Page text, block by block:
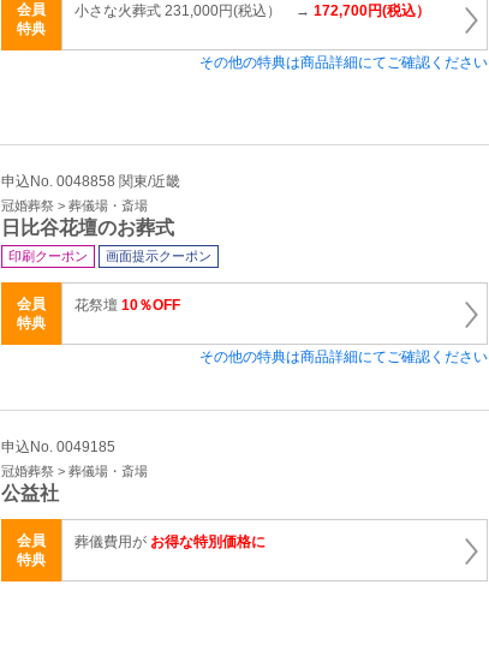
会員
特典
小さな火葬式 231,000円(税込） → 172,700円(税込）
その他の特典は商品詳細にてご確認ください
申込No. 0048858 関東/近畿
冠婚葬祭 > 葬儀場・斎場
日比谷花壇のお葬式
印刷クーポン 画面提示クーポン
会員
特典
花祭壇 10％OFF
その他の特典は商品詳細にてご確認ください
申込No. 0049185
冠婚葬祭 > 葬儀場・斎場
公益社
会員
特典
葬儀費用が お得な特別価格に